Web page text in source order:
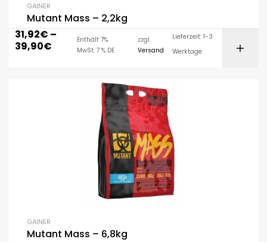
GAINER
Mutant Mass – 2,2kg
31,92€ –
39,90€
Enthält 7%
MwSt. 7 % DE
zzgl.
Versand
Lieferzeit: 1-3
Werktage
GAINER
Mutant Mass – 6,8kg